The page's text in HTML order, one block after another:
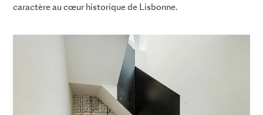
caractère au cœur historique de Lisbonne.